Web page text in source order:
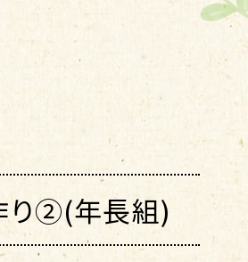
り②(年長組)